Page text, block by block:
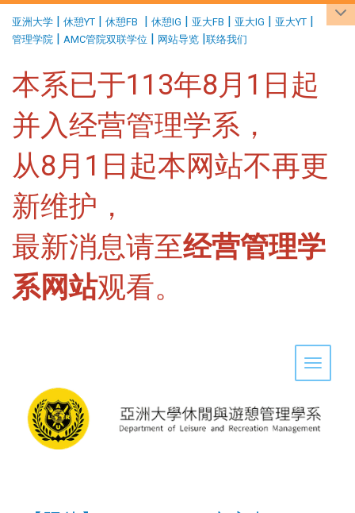
亚洲大学 | 休憩YT | 休憩FB | 休憩IG | 亚大FB | 亚大IG | 亚大YT |
管理学院 | AMC管院双联学位 | 网站导览 |联络我们
本系已于113年8月1日起
并入经营管理学系，
从8月1日起本网站不再更
新维护，
最新消息请至经营管理学
系网站观看。
Toggle